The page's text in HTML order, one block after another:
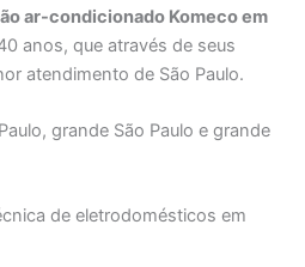
ar-condicionado Komeco em
anos, que através de seus
atendimento de São Paulo.
grande São Paulo e grande
de eletrodomésticos em